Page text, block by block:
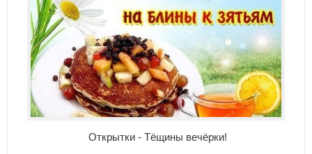
Открытки - Тёщины вечёрки!